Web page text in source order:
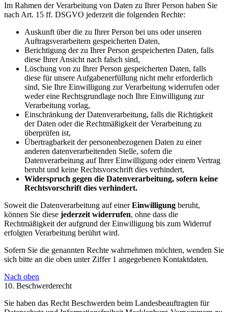
Im Rahmen der Verarbeitung von Daten zu Ihrer Person haben Sie
nach Art. 15 ff. DSGVO jederzeit die folgenden Rechte:
Auskunft über die zu Ihrer Person bei uns oder unseren
Auftragsverarbeitern gespeicherten Daten,
Berichtigung der zu Ihrer Person gespeicherten Daten, falls
diese Ihrer Ansicht nach falsch sind,
Löschung von zu Ihrer Person gespeicherten Daten, falls
diese für unsere Aufgabenerfüllung nicht mehr erforderlich
sind, Sie Ihre Einwilligung zur Verarbeitung widerrufen oder
weder eine Rechtsgrundlage noch Ihre Einwilligung zur
Verarbeitung vorlag,
Einschränkung der Datenverarbeitung, falls die Richtigkeit
der Daten oder die Rechtmäßigkeit der Verarbeitung zu
überprüfen ist,
Übertragbarkeit der personenbezogenen Daten zu einer
anderen datenverarbeitenden Stelle, sofern die
Datenverarbeitung auf Ihrer Einwilligung oder einem Vertrag
beruht und keine Rechtsvorschrift dies verhindert,
Widerspruch gegen die Datenverarbeitung, sofern keine
Rechtsvorschrift dies verhindert.
Soweit die Datenverarbeitung auf einerEinwilligung beruht,
können Sie diese jederzeit widerrufen, ohne dass die
Rechtmäßigkeit der aufgrund der Einwilligung bis zum Widerruf
erfolgten Verarbeitung berührt wird.
Sofern Sie die genannten Rechte wahrnehmen möchten, wenden Sie
sich bitte an die oben unter Ziffer 1 angegebenen Kontaktdaten.
Nach oben
10. Beschwerderecht
Sie haben das Recht Beschwerden beim Landesbeauftragten für